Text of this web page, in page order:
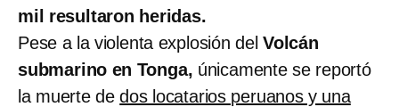
mil resultaron heridas.
Pese a la violenta explosión del Volcán
submarino en Tonga, únicamente se reportó
la muerte dedos locatarios peruanos y una